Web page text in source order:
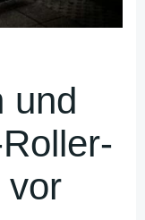
und
vor